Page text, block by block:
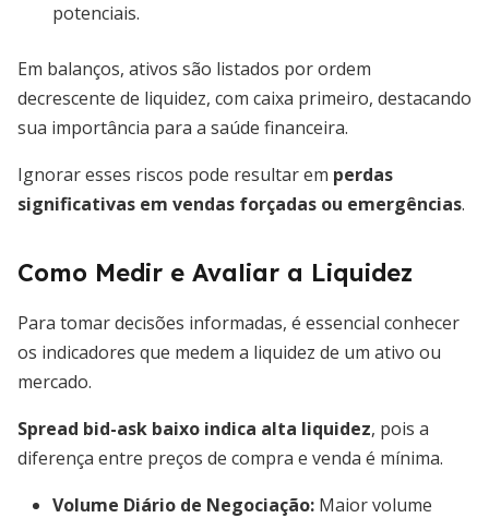
potenciais.
Em balanços, ativos são listados por ordem
decrescente de liquidez, com caixa primeiro, destacando
sua importância para a saúde financeira.
Ignorar esses riscos pode resultar em perdas
significativas em vendas forçadas ou emergências.
Como Medir e Avaliar a Liquidez
Para tomar decisões informadas, é essencial conhecer
os indicadores que medem a liquidez de um ativo ou
mercado.
Spread bid-ask baixo indica alta liquidez, pois a
diferença entre preços de compra e venda é mínima.
Volume Diário de Negociação: Maior volume